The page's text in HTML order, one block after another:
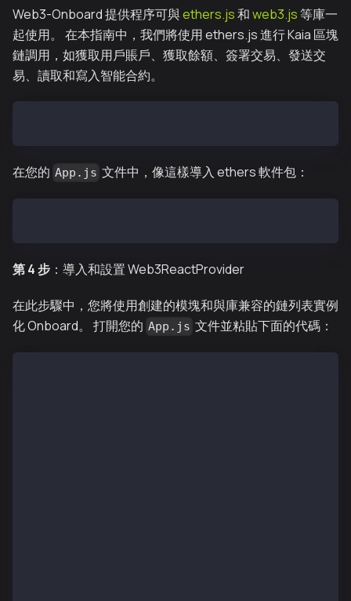
Web3-Onboard 提供程序可與ethers.js和web3.js等庫一
起使用。 在本指南中，我們將使用 ethers.js 進行 Kaia 區塊
鏈調用，如獲取用戶賬戶、獲取餘額、簽署交易、發送交
易、讀取和寫入智能合約。
在您的 App.js 文件中，像這樣導入 ethers 軟件包：
第 4 步 ：導入和設置 Web3ReactProvider
在此步驟中，您將使用創建的模塊和與庫兼容的鏈列表實例
化 Onboard。 打開您的 App.js 文件並粘貼下面的代碼：